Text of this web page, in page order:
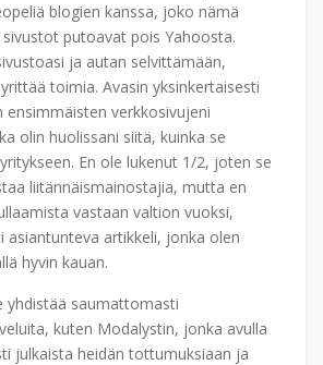
blogien kanssa, joko nämä
putoavat pois Yahoosta.
ja autan selvittämään,
toimia. Avasin yksinkertaisesti
ensimmäisten verkkosivujeni
olin huolissani siitä, kuinka se
En ole lukenut 1/2, joten se
liitännäismainostajia, mutta en
vastaan ​​valtion vuoksi,
asiantunteva artikkeli, jonka olen
hyvin kauan.
yhdistää saumattomasti
kuten Modalystin, jonka avulla
julkaista heidän tottumuksiaan ja